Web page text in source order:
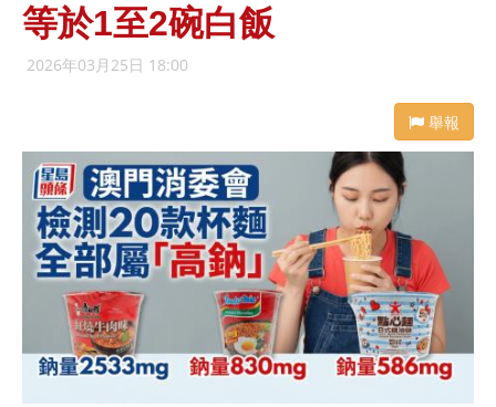
等於1至2碗白飯
2026年03月25日 18:00
舉報